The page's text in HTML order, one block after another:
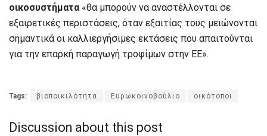
οικοσυστήματα«θα μπορούν να αναστέλλονται σε
εξαιρετικές περιστάσεις, όταν εξαιτίας τους μειώνονται
σημαντικά οι καλλιεργήσιμες εκτάσεις που απαιτούνται
για την επαρκή παραγωγή τροφίμων στην ΕΕ».
Tags: βιοποικιλότητα Ευρωκοινοβούλιο οικότοποι
Discussion about this post